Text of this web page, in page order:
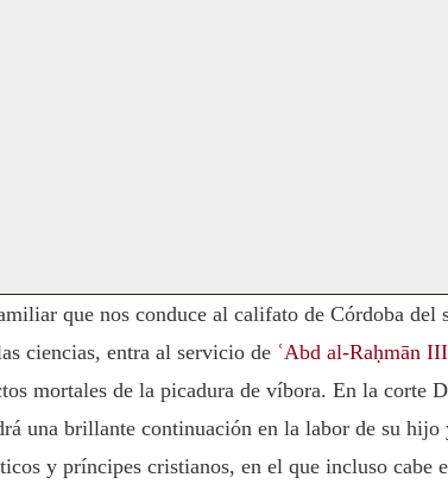
que nos conduce al califato de Córdoba del
ciencias, entra al servicio de ʿAbd al-Raḥmān III
mortales de la picadura de víbora. En la corte
una brillante continuación en la labor de su
y príncipes cristianos, en el que incluso cabe